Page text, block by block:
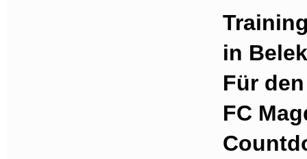
in Belek
Für
FC